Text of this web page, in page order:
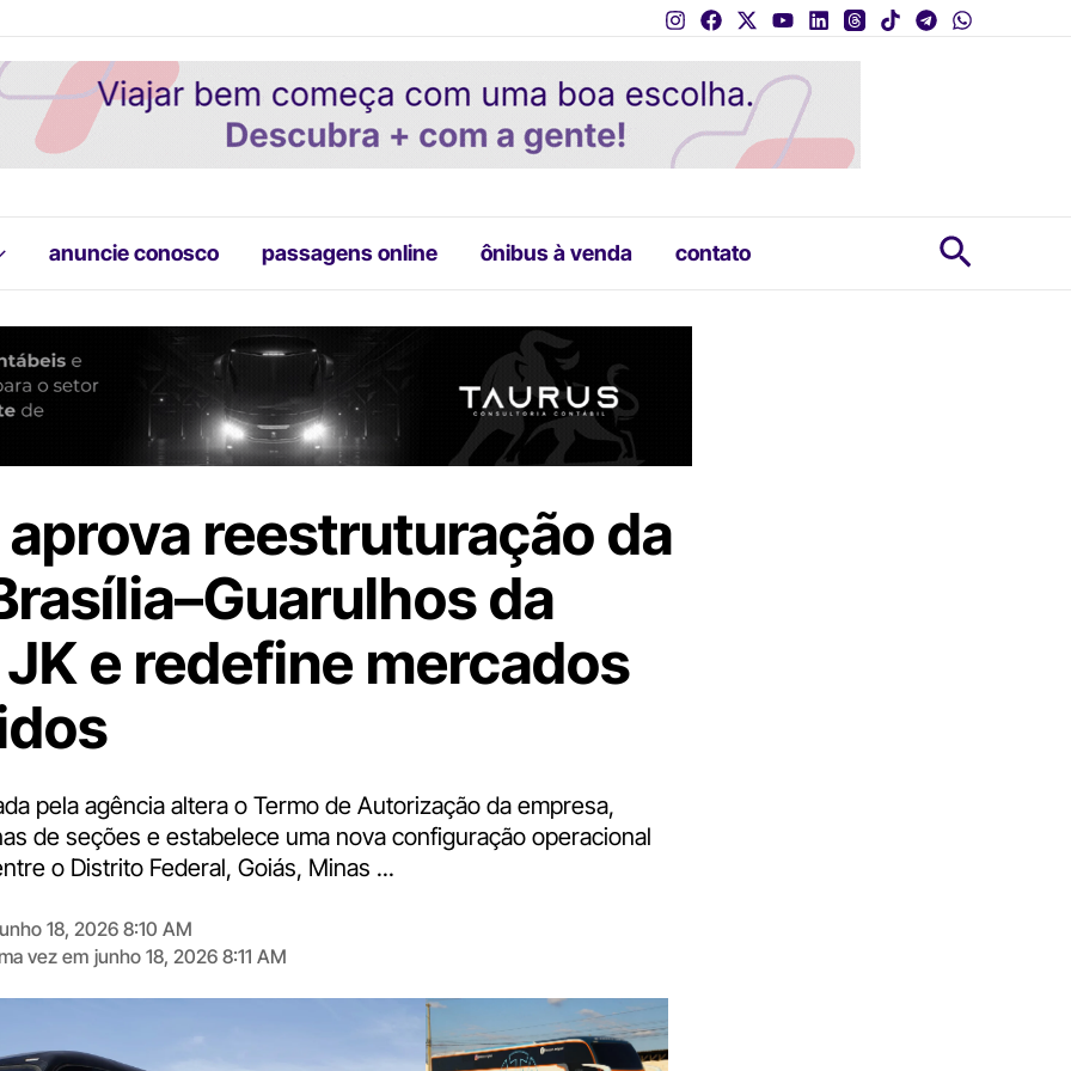
anuncie conosco passagens online ônibus à venda contato
reestruturação da
da
e redefine mercados
pela agência altera o Termo de Autorização da empresa,
de seções e estabelece uma nova configuração operacional
o Distrito Federal, Goiás, Minas ...
18, 2026 8:10 AM
vez em junho 18, 2026 8:11 AM
Digite
aqui
o